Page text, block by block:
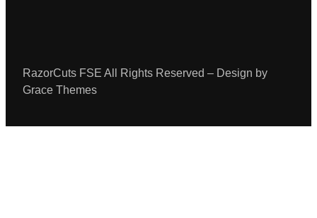
RazorCuts FSE All Rights Reserved – Design by
Grace Themes